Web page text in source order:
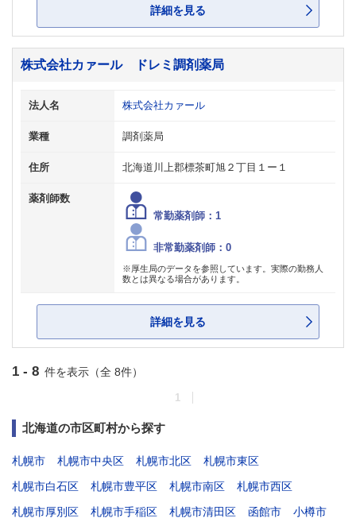
詳細を見る
株式会社カァール ドレミ調剤薬局
法人名 株式会社カァール
業種 調剤薬局
住所 北海道川上郡標茶町旭２丁目１ー１
薬剤師数
常勤薬剤師：1
非常勤薬剤師：0
※厚生局のデータを参照しています。実際の勤務人
数とは異なる場合があります。
詳細を見る
1 - 8 件を表示（全 8件）
1
北海道の市区町村から探す
札幌市 札幌市中央区 札幌市北区
札幌市東区
札幌市白石区
札幌市豊平区 札幌市南区
札幌市西区
札幌市厚別区
札幌市手稲区 札幌市清田区 函館市 小樽市